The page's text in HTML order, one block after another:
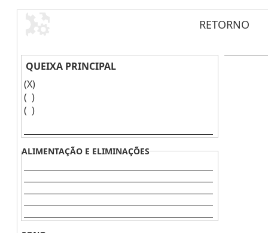
RETORNO
QUEIXA PRINCIPAL
(X)
( )
( )
ALIMENTAÇÃO E ELIMINAÇÕES